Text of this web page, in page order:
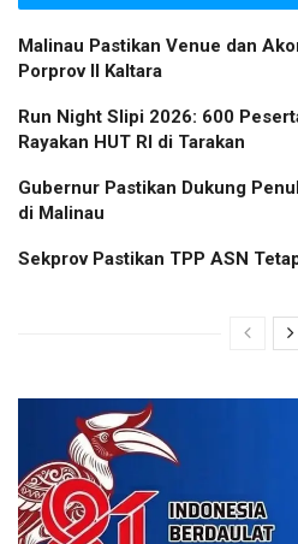
Malinau Pastikan Venue dan
Porprov II Kaltara
Run Night Slipi 2026: 600
Rayakan HUT RI di Tarakan
Gubernur Pastikan Dukung
di Malinau
Sekprov Pastikan TPP ASN